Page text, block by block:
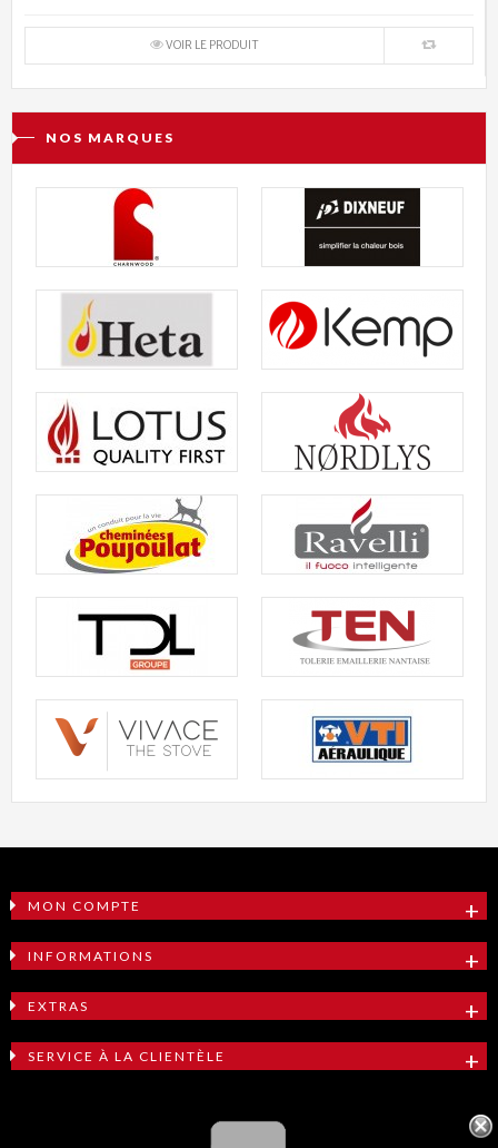
VOIR LE PRODUIT
NOS MARQUES
MON COMPTE
INFORMATIONS
EXTRAS
SERVICE À LA CLIENTÈLE